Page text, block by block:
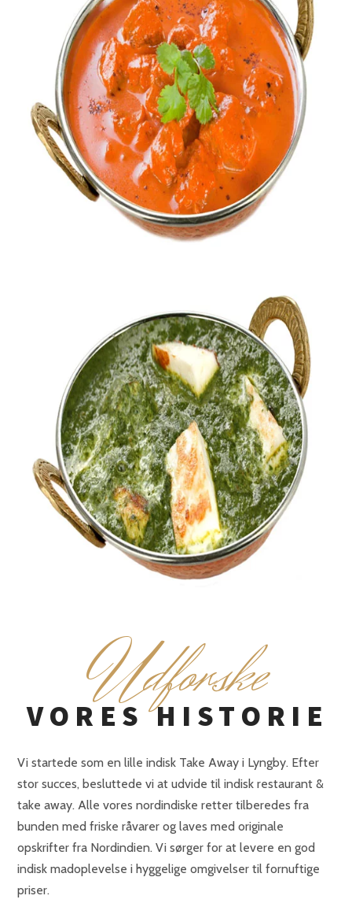
Udforske
VORES HISTORIE
Vi startede som en lille indisk Take Away i Lyngby. Efter
stor succes, besluttede vi at udvide til indisk restaurant &
take away. Alle vores nordindiske retter tilberedes fra
bunden med friske råvarer og laves med originale
opskrifter fra Nordindien. Vi sørger for at levere en god
indisk madoplevelse i hyggelige omgivelser til fornuftige
priser.